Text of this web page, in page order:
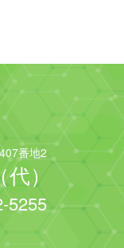
番地2
）
5255